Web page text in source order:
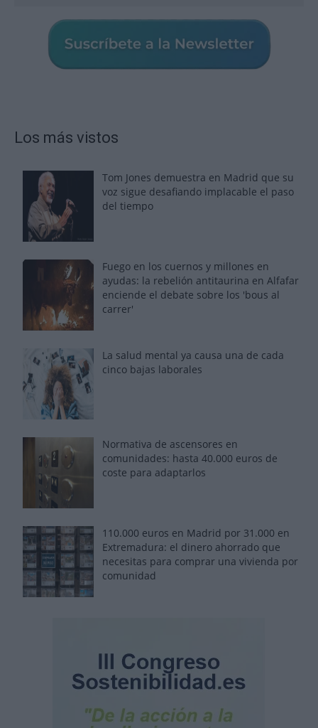
Los más vistos
Tom Jones demuestra en Madrid que su
voz sigue desafiando implacable el paso
del tiempo
Fuego en los cuernos y millones en
ayudas: la rebelión antitaurina en Alfafar
enciende el debate sobre los 'bous al
carrer'
La salud mental ya causa una de cada
cinco bajas laborales
Normativa de ascensores en
comunidades: hasta 40.000 euros de
coste para adaptarlos
110.000 euros en Madrid por 31.000 en
Extremadura: el dinero ahorrado que
necesitas para comprar una vivienda por
comunidad